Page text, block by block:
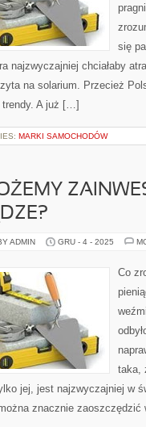
się
najzwyczajniej chciałaby
na solarium. Przecież
trendy. A już […]
MARKI SAMOCHODÓW
ADMIN GRU - 4 - 2025
Co
taka,
jej, jest najzwyczajniej w
znacznie